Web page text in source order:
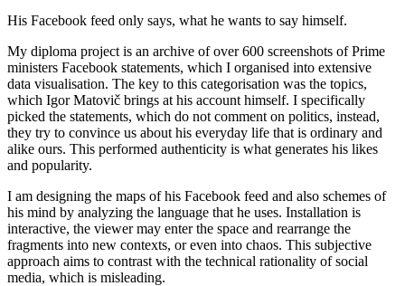
His Facebook feed only says, what he wants to say himself.
My diploma project is an archive of over 600 screenshots of Prime
ministers Facebook statements, which I organised into extensive
data visualisation. The key to this categorisation was the topics,
which Igor Matovič brings at his account himself. I specifically
picked the statements, which do not comment on politics, instead,
they try to convince us about his everyday life that is ordinary and
alike ours. This performed authenticity is what generates his likes
and popularity.
I am designing the maps of his Facebook feed and also schemes of
his mind by analyzing the language that he uses. Installation is
interactive, the viewer may enter the space and rearrange the
fragments into new contexts, or even into chaos. This subjective
approach aims to contrast with the technical rationality of social
media, which is misleading.